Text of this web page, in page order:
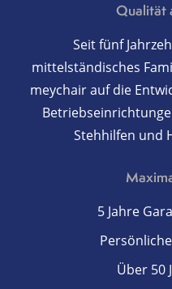
Qualität
Seit fünf
mittelständisches
meychair auf die
Stehhilfen und
5 Jahre
Über 50